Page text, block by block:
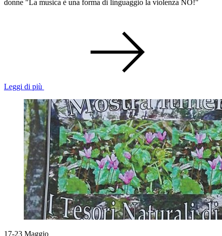
donne "La musica è una forma di linguaggio la violenza NO!"
Leggi di più
17-23 Maggio